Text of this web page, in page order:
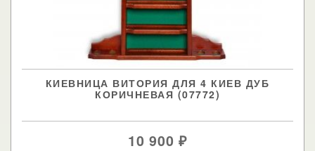
КИЕВНИЦА ВИТОРИЯ ДЛЯ 4 КИЕВ ДУБ
КОРИЧНЕВАЯ (07772)
10 900₽